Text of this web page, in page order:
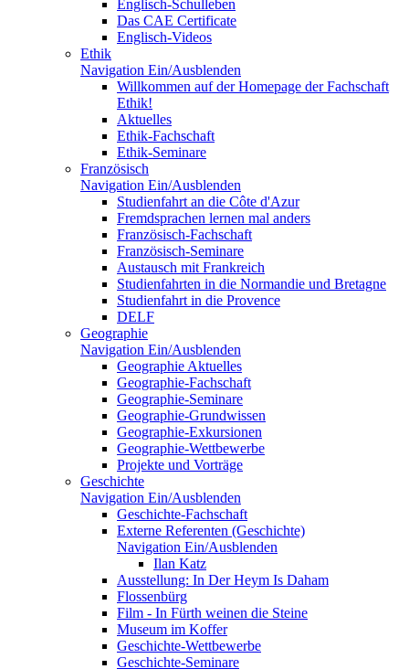
Englisch-Schulleben
Das CAE Certificate
Englisch-Videos
Ethik
Navigation Ein/Ausblenden
Willkommen auf der Homepage der Fachschaft
Ethik!
Aktuelles
Ethik-Fachschaft
Ethik-Seminare
Französisch
Navigation Ein/Ausblenden
Studienfahrt an die Côte d'Azur
Fremdsprachen lernen mal anders
Französisch-Fachschaft
Französisch-Seminare
Austausch mit Frankreich
Studienfahrten in die Normandie und Bretagne
Studienfahrt in die Provence
DELF
Geographie
Navigation Ein/Ausblenden
Geographie Aktuelles
Geographie-Fachschaft
Geographie-Seminare
Geographie-Grundwissen
Geographie-Exkursionen
Geographie-Wettbewerbe
Projekte und Vorträge
Geschichte
Navigation Ein/Ausblenden
Geschichte-Fachschaft
Externe Referenten (Geschichte)
Navigation Ein/Ausblenden
Ilan Katz
Ausstellung: In Der Heym Is Daham
Flossenbürg
Film - In Fürth weinen die Steine
Museum im Koffer
Geschichte-Wettbewerbe
Geschichte-Seminare